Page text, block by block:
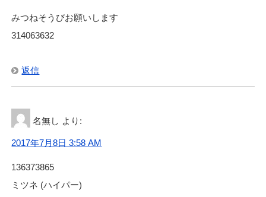
みつねそうびお願いします
314063632
返信
名無し より:
2017年7月8日 3:58 AM
136373865
ミツネ (ハイパー)